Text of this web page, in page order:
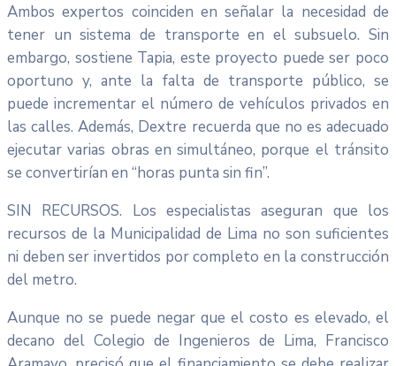
Ambos expertos coinciden en señalar la necesidad de
tener un sistema de transporte en el subsuelo. Sin
embargo, sostiene Tapia, este proyecto puede ser poco
oportuno y, ante la falta de transporte público, se
puede incrementar el número de vehículos privados en
las calles. Además, Dextre recuerda que no es adecuado
ejecutar varias obras en simultáneo, porque el tránsito
se convertirían en “horas punta sin fin”.
SIN RECURSOS. Los especialistas aseguran que los
recursos de la Municipalidad de Lima no son suficientes
ni deben ser invertidos por completo en la construcción
del metro.
Aunque no se puede negar que el costo es elevado, el
decano del Colegio de Ingenieros de Lima, Francisco